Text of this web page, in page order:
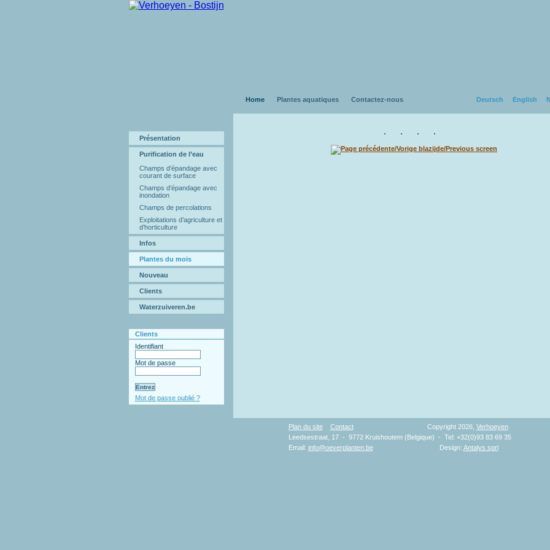
Home Plantes aquatiques Contactez-nous English
Deutsch
Présentation
Purification de l’eau
Champs d’épandage avec
courant de surface
Champs d’épandage avec
inondation
Champs de percolations
Exploitations d’agriculture et
d’horticulture
Infos
Plantes du mois
Nouveau
Clients
Waterzuiveren.be
Clients
Identifiant
Mot de passe
Mot de passe oublié ?
Plan du site ContactCopyright 2026, Verhoeyen
Leedsestraat, 17 - 9772 Kruishoutem (Belgique) - Tel: +32(0)93 83 69 35
Email: info@oeverplanten.beDesign: Antalys sprl